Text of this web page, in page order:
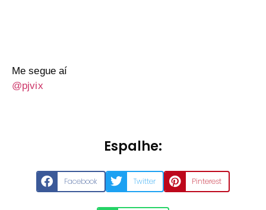
Me segue aí
@pjvix
Espalhe:
Facebook Twitter Pinterest